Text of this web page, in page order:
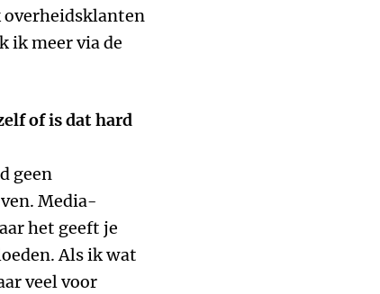
overheidsklanten
ik meer via de
of is dat hard
geen
Media-
het geeft je
Als ik wat
veel voor